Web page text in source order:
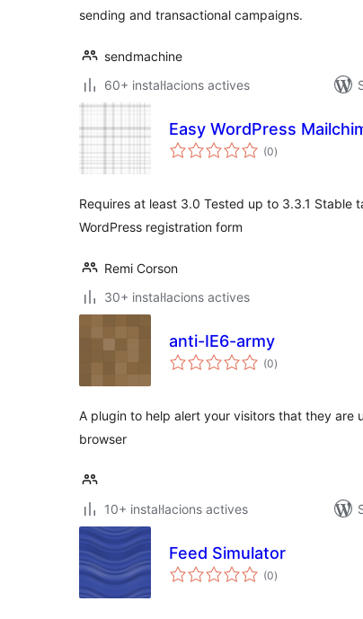
sending and transactional campaigns.
sendmachine
60+ instal·lacions actives
Easy WordPress
(0puntuacions
totals
)
Requires at least 3.0 Tested up to 3.3.1 Stable
WordPress registration form
Remi Corson
30+ instal·lacions actives
anti-IE6-army
(0puntuacions
totals
)
A plugin to help alert your visitors that they are
browser
10+ instal·lacions actives
Feed Simulator
(0puntuacions
totals
)